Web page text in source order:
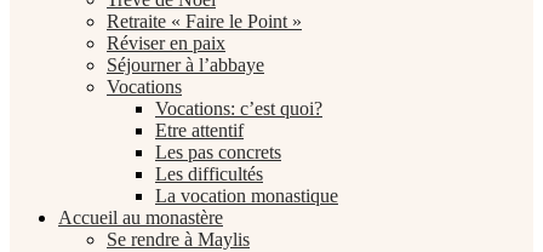
Retraite « Faire le Point »
Réviser en paix
Séjourner à l’abbaye
Vocations
Vocations: c’est quoi?
Etre attentif
Les pas concrets
Les difficultés
La vocation monastique
Accueil au monastère
Se rendre à Maylis